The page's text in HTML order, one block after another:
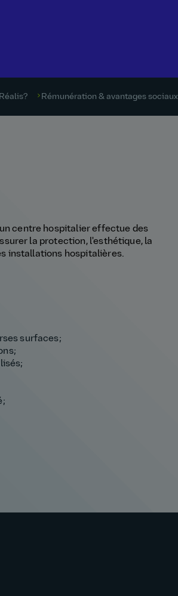
Rémunération & avantages sociaux
centre hospitalier effectue des
la protection, l'esthétique, la
installations hospitalières.
surfaces;